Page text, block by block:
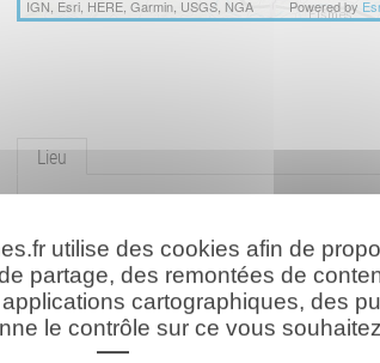
IGN, Esri, HERE, Garmin, USGS, NGA Powered by
Lieu
Laonnois).
À la mémoire
utilise des cookies afin de
partage, des remontées de
cartographiques, des
le contrôle sur ce vous